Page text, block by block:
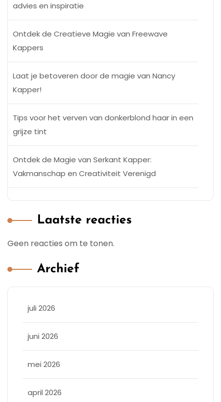
advies en inspiratie
Ontdek de Creatieve Magie van Freewave
Kappers
Laat je betoveren door de magie van Nancy
Kapper!
Tips voor het verven van donkerblond haar in een
grijze tint
Ontdek de Magie van Serkant Kapper:
Vakmanschap en Creativiteit Verenigd
Laatste reacties
Geen reacties om te tonen.
Archief
juli 2026
juni 2026
mei 2026
april 2026